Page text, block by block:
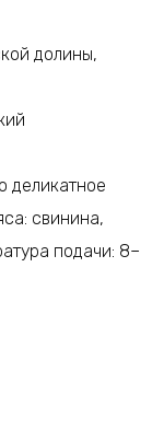
долины,
деликатное
свинина,
подачи: 8–